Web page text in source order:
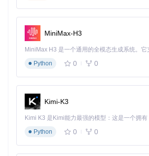
为什么Winlator需要同时支持ALSA和
构？要理解这个问题，我们需要深入了解
号在Android系统中的传输路径。
ndows音频API到Android音频系统的桥接。
层次：
应用层适配
Windows应用通过DirectSound、WASAPI
号，Winlator的[wincomponents]/
这些信号转换为标准化的PCM格式。这一
组件解决。
MiniMax-H3
Python
0 0
Kimi-K3
Python
0 0